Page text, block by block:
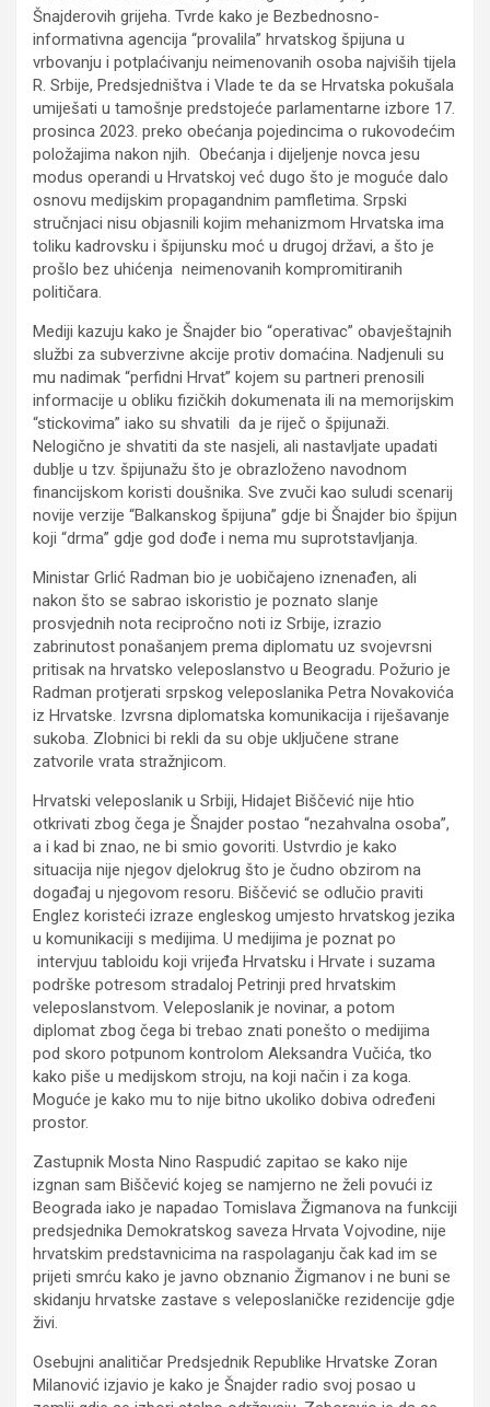
Šnajderovih grijeha. Tvrde kako je Bezbednosno-
informativna agencija “provalila” hrvatskog špijuna u
vrbovanju i potplaćivanju neimenovanih osoba najviših tijela
R. Srbije, Predsjedništva i Vlade te da se Hrvatska pokušala
umiješati u tamošnje predstojeće parlamentarne izbore 17.
prosinca 2023. preko obećanja pojedincima o rukovodećim
položajima nakon njih. Obećanja i dijeljenje novca jesu
modus operandi u Hrvatskoj već dugo što je moguće dalo
osnovu medijskim propagandnim pamfletima. Srpski
stručnjaci nisu objasnili kojim mehanizmom Hrvatska ima
toliku kadrovsku i špijunsku moć u drugoj državi, a što je
prošlo bez uhićenja neimenovanih kompromitiranih
političara.
Mediji kazuju kako je Šnajder bio “operativac” obavještajnih
službi za subverzivne akcije protiv domaćina. Nadjenuli su
mu nadimak “perfidni Hrvat” kojem su partneri prenosili
informacije u obliku fizičkih dokumenata ili na memorijskim
“stickovima” iako su shvatili da je riječ o špijunaži.
Nelogično je shvatiti da ste nasjeli, ali nastavljate upadati
dublje u tzv. špijunažu što je obrazloženo navodnom
financijskom koristi doušnika. Sve zvuči kao suludi scenarij
novije verzije “Balkanskog špijuna” gdje bi Šnajder bio špijun
koji “drma” gdje god dođe i nema mu suprotstavljanja.
Ministar Grlić Radman bio je uobičajeno iznenađen, ali
nakon što se sabrao iskoristio je poznato slanje
prosvjednih nota recipročno noti iz Srbije, izrazio
zabrinutost ponašanjem prema diplomatu uz svojevrsni
pritisak na hrvatsko veleposlanstvo u Beogradu. Požurio je
Radman protjerati srpskog veleposlanika Petra Novakovića
iz Hrvatske. Izvrsna diplomatska komunikacija i riješavanje
sukoba. Zlobnici bi rekli da su obje uključene strane
zatvorile vrata stražnjicom.
Hrvatski veleposlanik u Srbiji, Hidajet Biščević nije htio
otkrivati zbog čega je Šnajder postao “nezahvalna osoba”,
a i kad bi znao, ne bi smio govoriti. Ustvrdio je kako
situacija nije njegov djelokrug što je čudno obzirom na
događaj u njegovom resoru. Biščević se odlučio praviti
Englez koristeći izraze engleskog umjesto hrvatskog jezika
u komunikaciji s medijima. U medijima je poznat po
intervjuu tabloidu koji vrijeđa Hrvatsku i Hrvate i suzama
podrške potresom stradaloj Petrinji pred hrvatskim
veleposlanstvom. Veleposlanik je novinar, a potom
diplomat zbog čega bi trebao znati ponešto o medijima
pod skoro potpunom kontrolom Aleksandra Vučića, tko
kako piše u medijskom stroju, na koji način i za koga.
Moguće je kako mu to nije bitno ukoliko dobiva određeni
prostor.
Zastupnik Mosta Nino Raspudić zapitao se kako nije
izgnan sam Biščević kojeg se namjerno ne želi povući iz
Beograda iako je napadao Tomislava Žigmanova na funkciji
predsjednika Demokratskog saveza Hrvata Vojvodine, nije
hrvatskim predstavnicima na raspolaganju čak kad im se
prijeti smrću kako je javno obznanio Žigmanov i ne buni se
skidanju hrvatske zastave s veleposlaničke rezidencije gdje
živi.
Osebujni analitičar Predsjednik Republike Hrvatske Zoran
Milanović izjavio je kako je Šnajder radio svoj posao u